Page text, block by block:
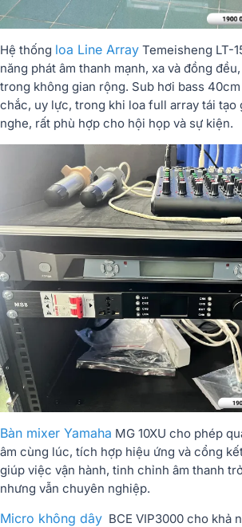
Hệ thống loa Line Array Temeisheng LT-
năng phát âm thanh mạnh, xa và đồng
trong không gian rộng. Sub hơi bass
chắc, uy lực, trong khi loa full array tái tạo
nghe, rất phù hợp cho hội họp và sự kiện.
Bàn mixer Yamaha MG 10XU cho phép
âm cùng lúc, tích hợp hiệu ứng và cổng
giúp việc vận hành, tinh chỉnh âm thanh
nhưng vẫn chuyên nghiệp.
Micro không dây BCE VIP3000 cho khả